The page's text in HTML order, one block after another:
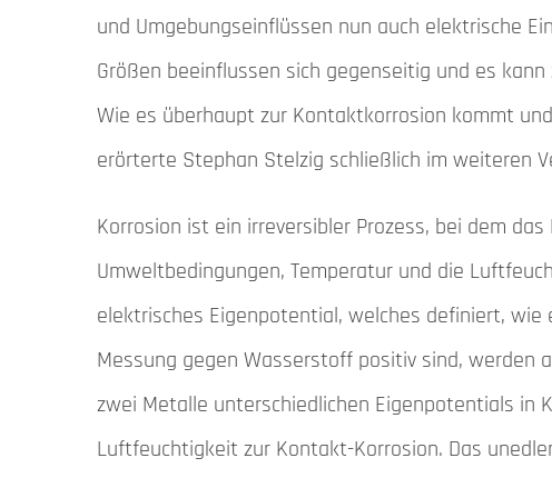
und Umgebungseinflüssen nun auch elektrische
Größen beeinflussen sich gegenseitig und es
Wie es überhaupt zur Kontaktkorrosion kommt
erörterte Stephan Stelzig schließlich im weiteren
Korrosion ist ein irreversibler Prozess, bei dem
Umweltbedingungen, Temperatur und die
elektrisches Eigenpotential, welches definiert,
Messung gegen Wasserstoff positiv sind, werden
zwei Metalle unterschiedlichen Eigenpotentials in
Luftfeuchtigkeit zur Kontakt-Korrosion. Das